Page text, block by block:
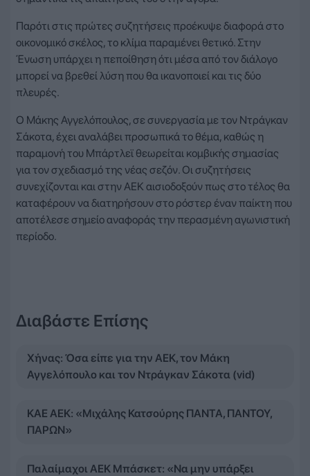
Παρότι στις πρώτες συζητήσεις προέκυψε διαφορά στο
οικονομικό σκέλος, το κλίμα παραμένει θετικό. Στην
Ένωση υπάρχει η πεποίθηση ότι μέσα από τον διάλογο
μπορεί να βρεθεί λύση που θα ικανοποιεί και τις δύο
πλευρές.
Ο Μάκης Αγγελόπουλος, σε συνεργασία με τον Ντράγκαν
Σάκοτα, έχει αναλάβει προσωπικά το θέμα, καθώς η
παραμονή του Μπάρτλεϊ θεωρείται κομβικής σημασίας
για τον σχεδιασμό της νέας σεζόν. Οι συζητήσεις
συνεχίζονται και στην ΑΕΚ αισιοδοξούν πως στο τέλος θα
καταφέρουν να διατηρήσουν στο ρόστερ έναν παίκτη που
αποτέλεσε σημείο αναφοράς την περασμένη αγωνιστική
περίοδο.
Διαβάστε Επίσης
Χήνας: Όσα είπε για την ΑΕΚ, τον Μάκη
Αγγελόπουλο και τον Ντράγκαν Σάκοτα (vid)
ΚΑΕ ΑΕΚ: «Μιχάλης Κατσούρης ΠΑΝΤΑ, ΠΑΝΤΟΥ,
ΠΑΡΩΝ»
Παλαίμαχοι ΑΕΚ Μπάσκετ: «Να μην υπάρξει